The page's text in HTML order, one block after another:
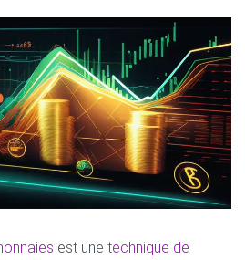
est une technique de